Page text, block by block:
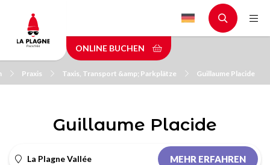
main
content
ONLINE BUCHEN
Praxis Taxis, Transport &amp; Parkplätze Guillaume Placide
Guillaume Placide
La Plagne Vallée MEHR ERFAHREN